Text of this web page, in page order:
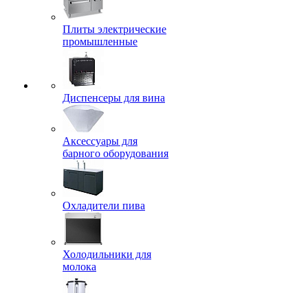
Плиты электрические
промышленные
Диспенсеры для вина
Аксессуары для
барного оборудования
Охладители пива
Холодильники для
молока